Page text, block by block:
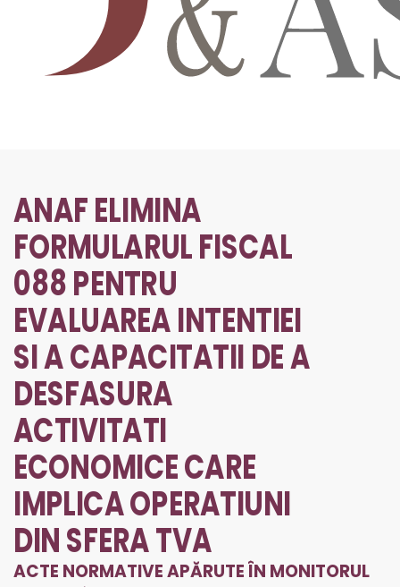
ANAF ELIMINA
FORMULARUL FISCAL
088 PENTRU
EVALUAREA INTENTIEI
SI A CAPACITATII DE A
DESFASURA
ACTIVITATI
ECONOMICE CARE
IMPLICA OPERATIUNI
DIN SFERA TVA
ACTE NORMATIVE APĂRUTE ÎN MONITORUL